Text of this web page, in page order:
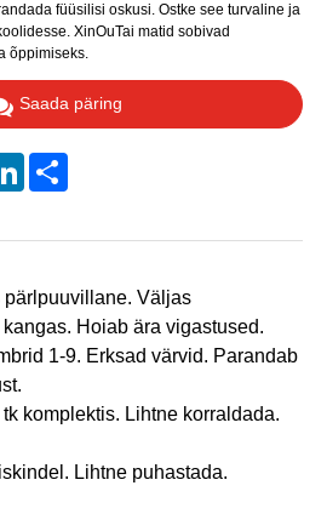
füüsilisi oskusi. Ostke see turvaline ja
XinOuTai matid sobivad
õppimiseks.
Saada päring
LinkedIn
pärlpuuvillane. Väljas
Hoiab ära vigastused.
1-9. Erksad värvid. Parandab
komplektis. Lihtne korraldada.
Lihtne puhastada.